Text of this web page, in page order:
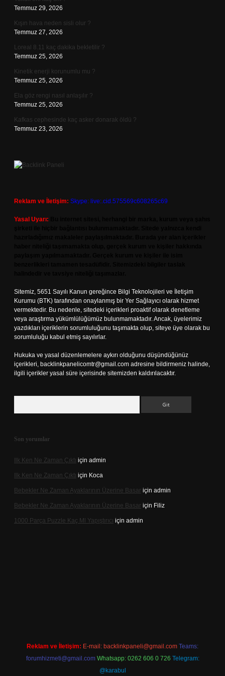
Temmuz 29, 2026
Kışın hava neden sisli olur ?
Temmuz 27, 2026
Loreal 8.11 kaç dakika bekletilir ?
Temmuz 25, 2026
Kinetik enerji korunumlu mu ?
Temmuz 25, 2026
Ela göz rengi nasıl anlaşılır ?
Temmuz 25, 2026
Kafkas cephesinde kaç asker donarak öldü ?
Temmuz 23, 2026
Reklam ve İletişim: Skype: live:.cid.575569c608265c69
Yasal Uyarı:
Sitemiz, 5651 Sayılı Kanun gereğince Bilgi Teknolojileri ve İletişim
Kurumu (BTK) tarafından onaylanmış bir Yer Sağlayıcı olarak hizmet
vermektedir. Bu nedenle, sitedeki içerikleri proaktif olarak denetleme
veya araştırma yükümlülüğümüz bulunmamaktadır. Ancak, üyelerimiz
yazdıkları içeriklerin sorumluluğunu taşımakta olup, siteye üye olarak bu
sorumluluğu kabul etmiş sayılırlar.
Hukuka ve yasal düzenlemelere aykırı olduğunu düşündüğünüz
içerikleri, backlinkpanelicomtr@gmail.com adresine bildirmeniz halinde,
ilgili içerikler yasal süre içerisinde sitemizden kaldırılacaktır.
Son yorumlar
Ilk Ken Ne Zaman Çıktı için admin
Ilk Ken Ne Zaman Çıktı için Koca
Bebekler Ne Zaman Ayaklarının Üzerine Basar için admin
Bebekler Ne Zaman Ayaklarının Üzerine Basar için Filiz
1000 Parça Puzzle Kaç Ml Yapıştırıcı için admin
Reklam ve İletişim: E-mail: backlinkpaneli@gmail.com Teams:
forumhizmeti@gmail.com Whatsapp: 0262 606 0 726 Telegram:
@karabul